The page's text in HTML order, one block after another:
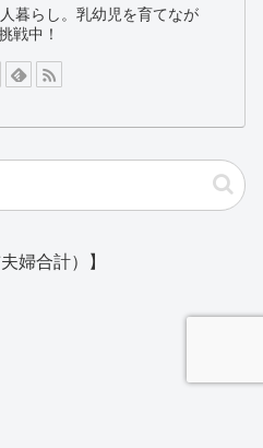
暮らし。乳幼児を育てなが
戦中！
婦合計）】